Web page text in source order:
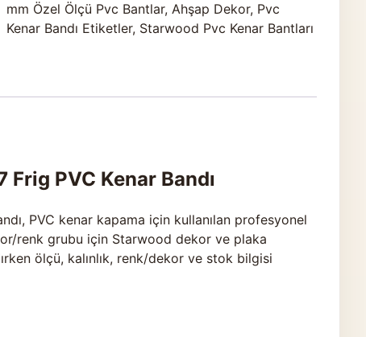
mm Özel Ölçü Pvc Bantlar,Ahşap Dekor, Pvc
Kenar Bandı Etiketler, Starwood Pvc Kenar Bantları
PVC Kenar Bandı
PVC kenar kapama için kullanılan profesyonel
renk grubu için Starwood dekor ve plaka
ölçü, kalınlık, renk/dekor ve stok bilgisi